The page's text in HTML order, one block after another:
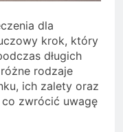
dla
krok, który
długich
rodzaje
ich zalety oraz
zwrócić uwagę